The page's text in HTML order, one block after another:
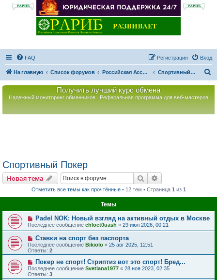
FAQ Вход
Регистрация
На главную Список форумов Российская Ассоциация Развития Игорного Бизнеса Спортивный Покер
Получить лучший курс обмена
Надежный мониторинг обменников Реферальная программа для веб-мастеров
Спортивный Покер
Новая тема Поиск
Отметить все темы как прочтённые• 12 тем • Страница 1 из 1
Темы
Padel NOK: Новый взгляд на активный отдых в Москве
Последнее сообщение chloet0uash « 29 июл 2026, 00:21
Ставки на спорт без паспорта
Последнее сообщение Bikiolo « 25 авг 2025, 12:51
Ответы: 2
Покер не спорт! Стриптиз вот это спорт! Бред...
Последнее сообщение Svetlana1977 « 28 ноя 2023, 02:35
Ответы: 3